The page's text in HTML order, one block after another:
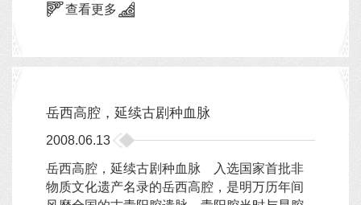
查看更多
岳西高腔，延续古剧种血脉
2008.06.13
岳西高腔，延续古剧种血脉 入选国家首批非
物质文化遗产名录的岳西高腔，是明万历年间